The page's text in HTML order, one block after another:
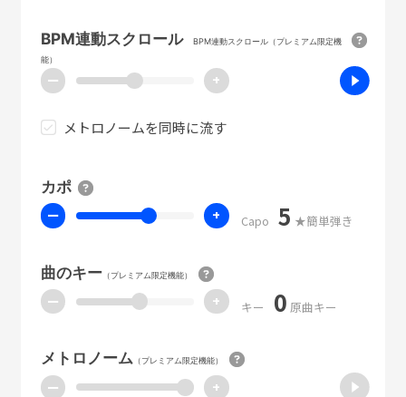
BPM連動スクロール
BPM連動スクロール（プレミアム限定機
能）
ー +
メトロノームを同時に流す
カポ
ー + Capo 5 ★簡単弾き
曲のキー（プレミアム限定機能）
ー + キー 0 原曲キー
メトロノーム（プレミアム限定機能）
ー +